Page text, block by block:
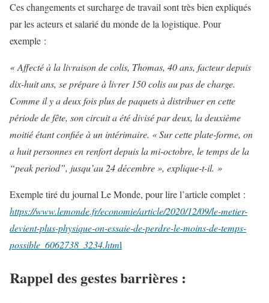
Ces changements et surcharge de travail sont très bien expliqués
par les acteurs et salarié du monde de la logistique. Pour
exemple :
« Affecté à la livraison de colis, Thomas, 40 ans, facteur depuis
dix-huit ans, se prépare à livrer 150 colis au pas de charge.
Comme il y a deux fois plus de paquets à distribuer en cette
période de fête, son circuit a été divisé par deux, la deuxième
moitié étant confiée à un intérimaire. « Sur cette plate-forme, on
a huit personnes en renfort depuis la mi-octobre, le temps de la
“peak period”, jusqu’au 24 décembre », explique-t-il. »
Exemple tiré du journal Le Monde, pour lire l’article complet :
https://www.lemonde.fr/economie/article/2020/12/09/le-metier-
devient-plus-physique-on-essaie-de-perdre-le-moins-de-temps-
possible_6062738_3234.html
Rappel des gestes barrières :